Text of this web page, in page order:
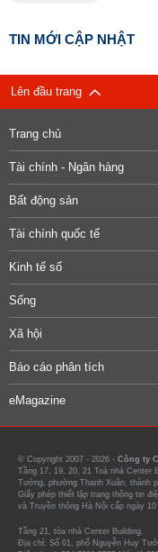
TIN MỚI CẬP NHẬT
Lên đầu trang
Trang chủ
Tài chính - Ngân hàng
Bất động sản
Tài chính quốc tế
Kinh tế số
Sống
Xã hội
Báo cáo phân tích
eMagazine
© Copyright 2007 - 2026 - Công ty
Tầng 17, 19, 20, 21 Toà nhà Center
Tưởng, phường Thanh Xuân, thành
Giấy phép thiết lập trang thông tin
và Truyền thông Hà Nội cấp ngày
Tầng 21, tòa nhà Center Building.
Địa chỉ: Số 01, phố Nguyễn Huy